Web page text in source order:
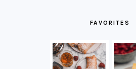
FAVORITES